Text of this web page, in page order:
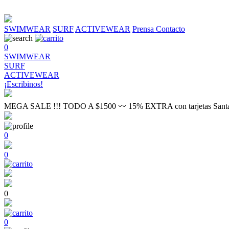
SWIMWEAR SURF ACTIVEWEAR Prensa Contacto
0
SWIMWEAR
SURF
ACTIVEWEAR
¡Escribinos!
MEGA SALE !!! TODO A $1500 〰 15% EXTRA con tarjetas
0
0
0
0